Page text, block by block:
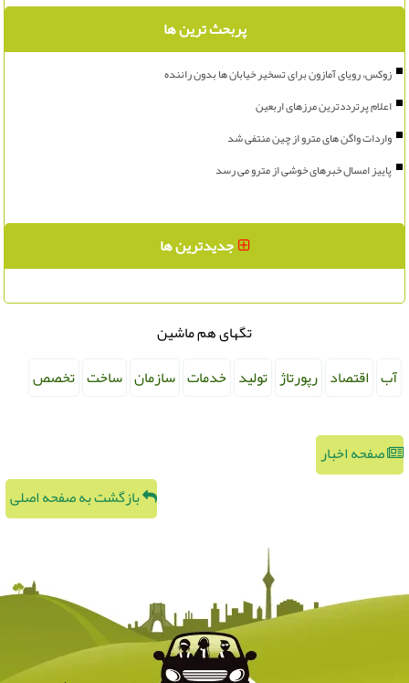
پربحث ترین ها
زوکس، رویای آمازون برای تسخیر خیابان ها بدون راننده
اعلام پرترددترین مرزهای اربعین
واردات واگن های مترو از چین منتفی شد
پاییز امسال خبرهای خوشی از مترو می رسد
جدیدترین ها
تگهای هم ماشین
آب
اقتصاد رپورتاژ تولید خدمات سازمان ساخت تخصص
صفحه اخبار
بازگشت به صفحه اصلی